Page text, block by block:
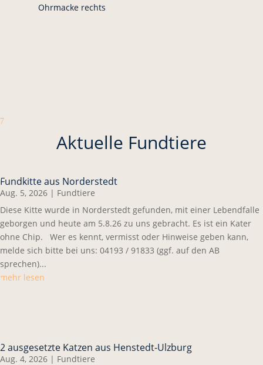
Ohrmacke rechts
7
Aktuelle Fundtiere
Fundkitte aus Norderstedt
Aug. 5, 2026 | Fundtiere
Diese Kitte wurde in Norderstedt gefunden, mit einer Lebendfalle
geborgen und heute am 5.8.26 zu uns gebracht. Es ist ein Kater
ohne Chip. Wer es kennt, vermisst oder Hinweise geben kann,
melde sich bitte bei uns: 04193 / 91833 (ggf. auf den AB
sprechen)...
mehr lesen
2 ausgesetzte Katzen aus Henstedt-Ulzburg
Aug. 4, 2026 | Fundtiere